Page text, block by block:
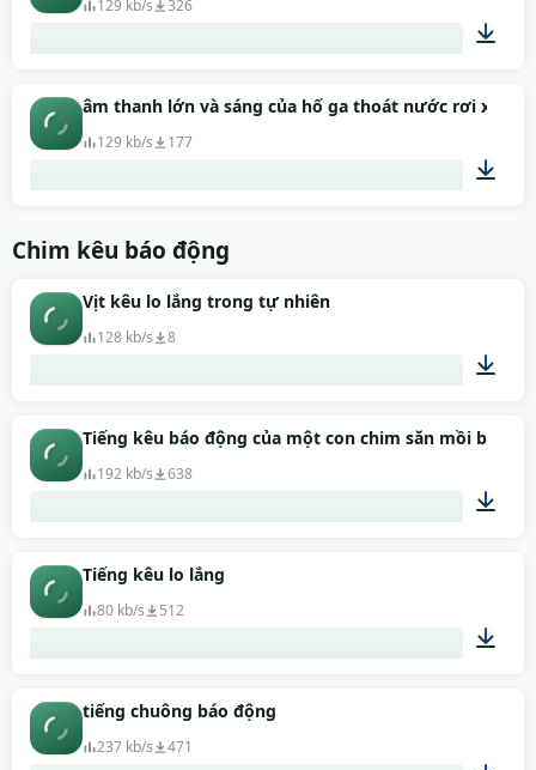
129 kb/s 326
00:03
âm thanh lớn và sáng của hố ga thoát nước rơi xuống
129 kb/s 177
Chim kêu báo động
Vịt kêu lo lắng trong tự nhiên
128 kb/s 8
00:04
Tiếng kêu báo động của một con chim săn mồi bay
192 kb/s 638
Tiếng kêu lo lắng
80 kb/s 512
tiếng chuông báo động
237 kb/s 471